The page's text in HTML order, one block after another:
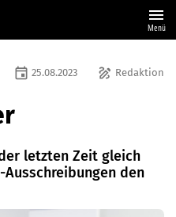
menu
Menü
draw Redaktion
event 25.08.2023
letzten Zeit gleich
den